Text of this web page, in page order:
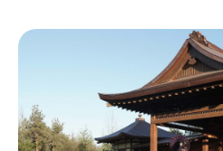
+7 (918) 434-93-93
+7 (918) 337-70-93
+7 (861) 244-93-93
Позвонить